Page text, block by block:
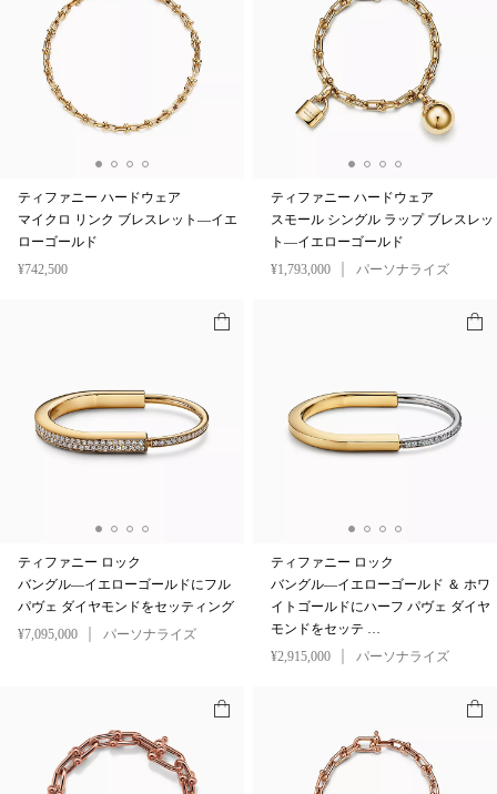
ティファニー ハードウェア
マイクロ リンク ブレスレット—イエ
ローゴールド
¥742,500
ティファニー ハードウェア
スモール シングル ラップ ブレスレッ
ト—イエローゴールド
¥1,793,000
パーソナライズ
ティファニー ロック
バングル—イエローゴールドにフル
パヴェ ダイヤモンドをセッティング
¥7,095,000
パーソナライズ
ティファニー ロック
バングル—イエローゴールド ＆ ホワ
イトゴールドにハーフ パヴェ ダイヤ
モンドをセッテ …
¥2,915,000
パーソナライズ